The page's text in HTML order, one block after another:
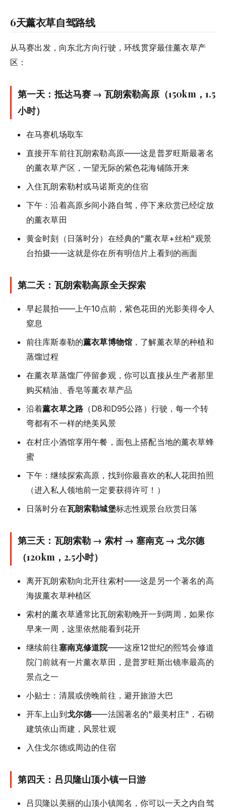
6天薰衣草自驾路线
从马赛出发，向东北方向行驶，环线贯穿最佳薰衣草产
区：
第一天：抵达马赛 → 瓦朗索勒高原（150km，1.5
小时）
在马赛机场取车
直接开车前往瓦朗索勒高原——这是普罗旺斯最著名
的薰衣草产区，一望无际的紫色花海铺陈开来
入住瓦朗索勒村或马诺斯克的住宿
下午：沿着高原乡间小路自驾，停下来欣赏已经绽放
的薰衣草田
黄金时刻（日落时分）在经典的"薰衣草+丝柏"观景
台拍摄——这就是你在所有明信片上看到的画面
第二天：瓦朗索勒高原全天探索
早起晨拍——上午10点前，紫色花田的光影美得令人
窒息
前往库斯泰勒的薰衣草博物馆 ，了解薰衣草的种植和
蒸馏过程
在薰衣草蒸馏厂停留参观，你可以直接从生产者那里
购买精油、香皂等薰衣草产品
沿着薰衣草之路 （D8和D95公路）行驶，每一个转
弯都有不一样的绝美风景
在村庄小酒馆享用午餐，面包上搭配当地的薰衣草蜂
蜜
下午：继续探索高原，找到你最喜欢的私人花田拍照
（进入私人领地前一定要获得许可！）
日落时分在瓦朗索勒城堡标志性观景台欣赏日落
第三天：瓦朗索勒 → 索村 → 塞南克 → 戈尔德
（120km，2.5小时）
离开瓦朗索勒向北开往索村——这是另一个著名的高
海拔薰衣草种植区
索村的薰衣草通常比瓦朗索勒晚开一到两周，如果你
早来一周，这里依然能看到花开
继续前往塞南克修道院——这座12世纪的熙笃会修道
院门前就有一片薰衣草田，是普罗旺斯出镜率最高的
景点之一
小贴士：清晨或傍晚前往，避开旅游大巴
开车上山到戈尔德——法国著名的"最美村庄"，石砌
建筑依山而建，风景壮观
入住戈尔德或周边的住宿
第四天：吕贝隆山顶小镇一日游
吕贝隆以美丽的山顶小镇闻名，你可以一天之内自驾